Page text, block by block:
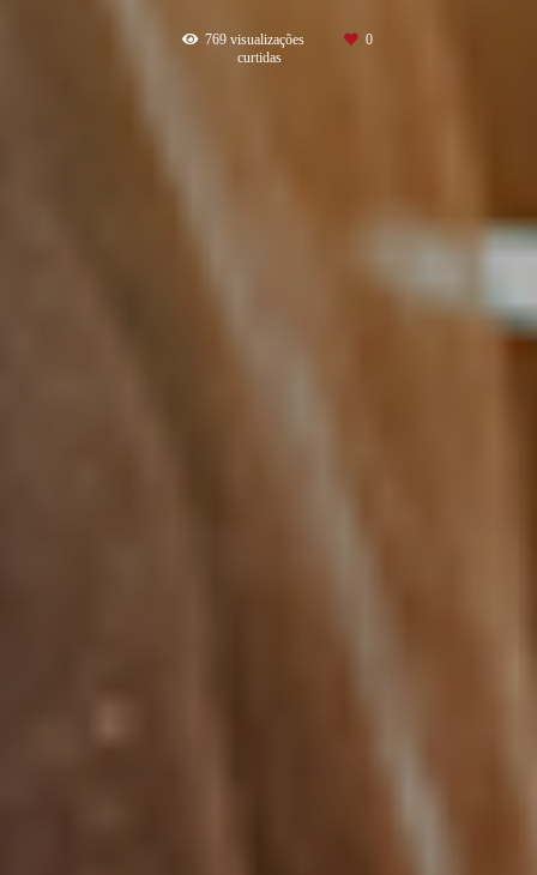
769 visualizações
0
curtidas